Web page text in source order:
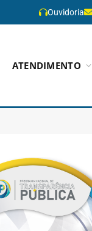
Ouvidoria
ATENDIMENTO